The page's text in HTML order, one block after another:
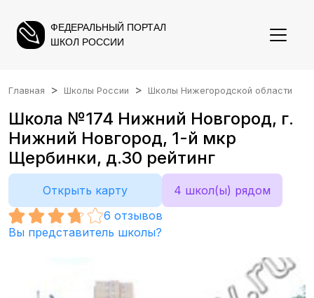
ФЕДЕРАЛЬНЫЙ ПОРТАЛ
ШКОЛ РОССИИ
Главная Школы России Школы Нижегородской области
Школа №174 Нижний Новгород, г.
Нижний Новгород, 1-й мкр
Щербинки, д.30 рейтинг
Открыть карту
4 школ(ы) рядом
6 отзывов
Вы представитель школы?